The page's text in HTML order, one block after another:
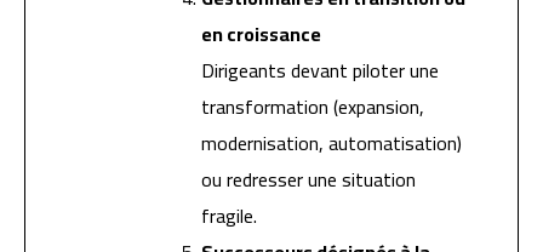
en croissance
Dirigeants devant piloter une
transformation (expansion,
modernisation, automatisation)
ou redresser une situation
fragile.